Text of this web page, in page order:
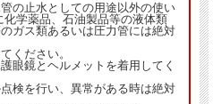
の止水としての用途以外の使い
学薬品、石油製品等の液体類
ガス類あるいは圧力管には絶対
ください。
眼鏡とヘルメットを着用してく
検を行い、異常がある時は絶対